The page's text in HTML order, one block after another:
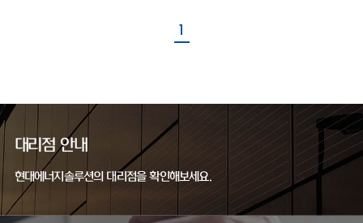
1
대리점 안내
현대에너지솔루션의 대리점을 확인해보세요.